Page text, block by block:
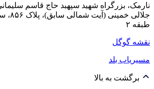
نارمک، بزرگراه شهید سپهبد حاج قاسم
جلالی
طبقه ۲
نقشه گوگل
مسیریاب بلد
برگشت به بالا